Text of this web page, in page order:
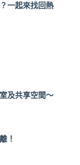
一起來找回熱
及共享空間～
！